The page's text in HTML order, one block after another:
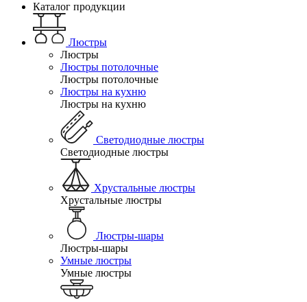
Каталог продукции
Люстры
Люстры
Люстры потолочные
Люстры потолочные
Люстры на кухню
Люстры на кухню
Светодиодные люстры
Светодиодные люстры
Хрустальные люстры
Хрустальные люстры
Люстры-шары
Люстры-шары
Умные люстры
Умные люстры